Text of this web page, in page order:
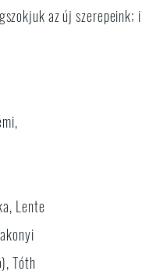
az új
Lente
Tóth